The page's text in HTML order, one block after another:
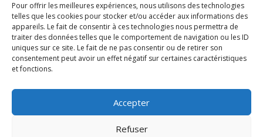
Pour offrir les meilleures expériences, nous utilisons des technologies
telles que les cookies pour stocker et/ou accéder aux informations des
appareils. Le fait de consentir à ces technologies nous permettra de
traiter des données telles que le comportement de navigation ou les ID
uniques sur ce site. Le fait de ne pas consentir ou de retirer son
consentement peut avoir un effet négatif sur certaines caractéristiques
et fonctions.
Accepter
Refuser
16 mars 2026
© 2026
– Tous
droits réservés